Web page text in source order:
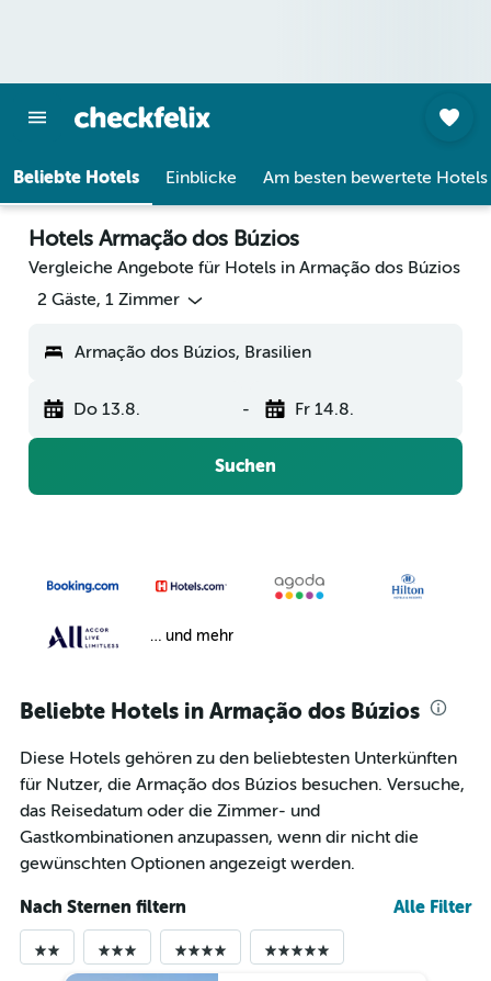
Beliebte Hotels Einblicke Am besten bewertete Hotels
Hotels Armação dos Búzios
Vergleiche Angebote für Hotels in Armação dos Búzios
2 Gäste, 1 Zimmer
Armação dos Búzios, Brasilien
Do 13.8. - Fr 14.8.
Suchen
… und mehr
Beliebte Hotels in Armação dos Búzios
Diese Hotels gehören zu den beliebtesten Unterkünften
für Nutzer, die Armação dos Búzios besuchen. Versuche,
das Reisedatum oder die Zimmer- und
Gastkombinationen anzupassen, wenn dir nicht die
gewünschten Optionen angezeigt werden.
Nach Sternen filtern Alle Filter